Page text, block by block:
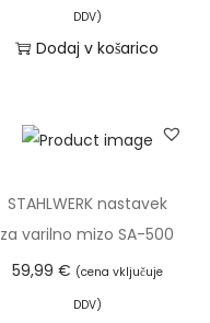
DDV)
Dodaj v košarico
STAHLWERK nastavek
za varilno mizo SA-500
59,99 € (cena vključuje
DDV)